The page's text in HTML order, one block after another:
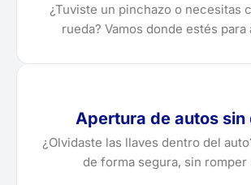
¿Tuviste un pinchazo o necesitas
rueda? Vamos donde estés para
Apertura de autos sin
¿Olvidaste las llaves dentro del
de forma segura, sin romper